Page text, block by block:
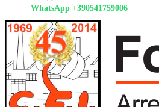
WhatsApp +390541759006